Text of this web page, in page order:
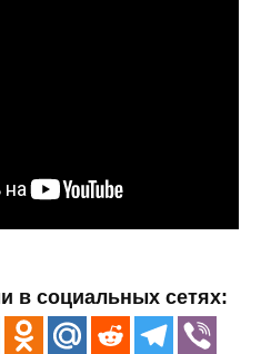
в социальных сетях: